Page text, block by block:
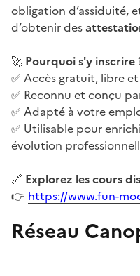
obligation d’assiduité,
d’obtenir des
🚀 Pourquoi s'y inscrire
✅ Accès gratuit, libre
✅ Reconnu et conçu
✅ Adapté à votre
✅ Utilisable pour
évolution
🔗 Explorez les cours
👉 https://www.fun-
Réseau